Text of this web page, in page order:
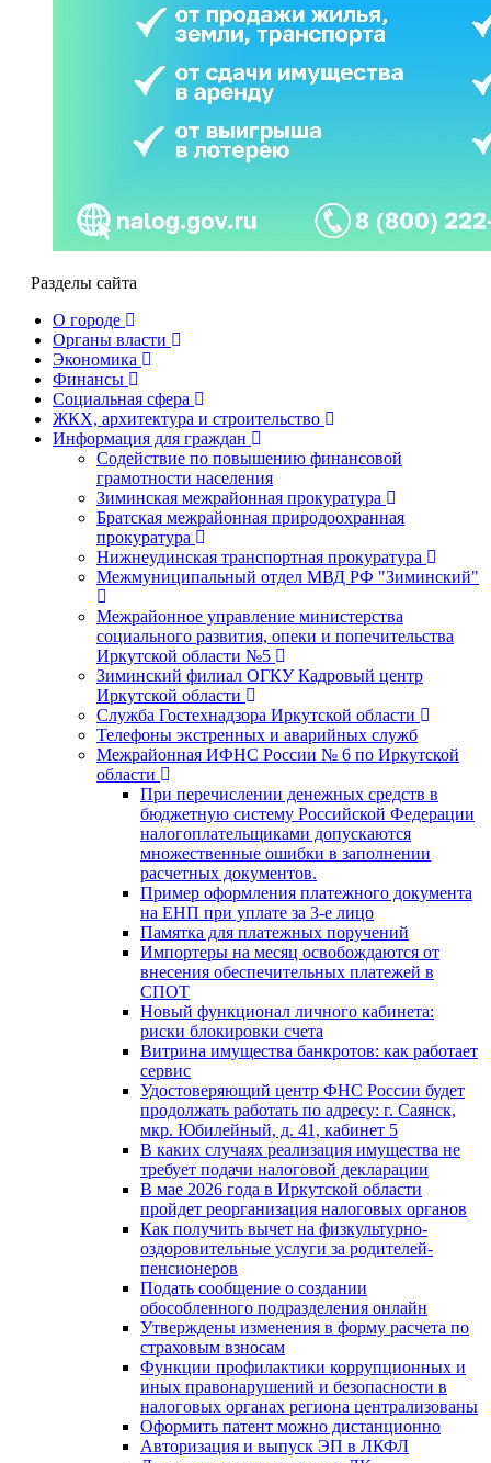
Разделы сайта
О городе
Органы власти
Экономика
Финансы
Социальная сфера
ЖКХ, архитектура и строительство
Информация для граждан
Содействие по повышению финансовой
грамотности населения
Зиминская межрайонная прокуратура
Братская межрайонная природоохранная
прокуратура
Нижнеудинская транспортная прокуратура
Межмуниципальный отдел МВД РФ "Зиминский"
Межрайонное управление министерства
социального развития, опеки и попечительства
Иркутской области №5
Зиминский филиал ОГКУ Кадровый центр
Иркутской области
Служба Гостехнадзора Иркутской области
Телефоны экстренных и аварийных служб
Межрайонная ИФНС России № 6 по Иркутской
области
При перечислении денежных средств в
бюджетную систему Российской Федерации
налогоплательщиками допускаются
множественные ошибки в заполнении
расчетных документов.
Пример оформления платежного документа
на ЕНП при уплате за 3-е лицо
Памятка для платежных поручений
Импортеры на месяц освобождаются от
внесения обеспечительных платежей в
СПОТ
Новый функционал личного кабинета:
риски блокировки счета
Витрина имущества банкротов: как работает
сервис
Удостоверяющий центр ФНС России будет
продолжать работать по адресу: г. Саянск,
мкр. Юбилейный, д. 41, кабинет 5
В каких случаях реализация имущества не
требует подачи налоговой декларации
В мае 2026 года в Иркутской области
пройдет реорганизация налоговых органов
Как получить вычет на физкультурно-
оздоровительные услуги за родителей-
пенсионеров
Подать сообщение о создании
обособленного подразделения онлайн
Утверждены изменения в форму расчета по
страховым взносам
Функции профилактики коррупционных и
иных правонарушений и безопасности в
налоговых органах региона централизованы
Оформить патент можно дистанционно
Авторизация и выпуск ЭП в ЛКФЛ